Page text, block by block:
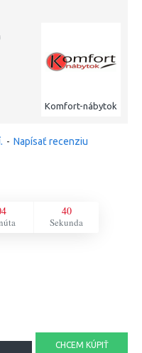
Komfort-nábytok
- Napísať recenziu
40
Sekunda
CHCEM KÚPIŤ